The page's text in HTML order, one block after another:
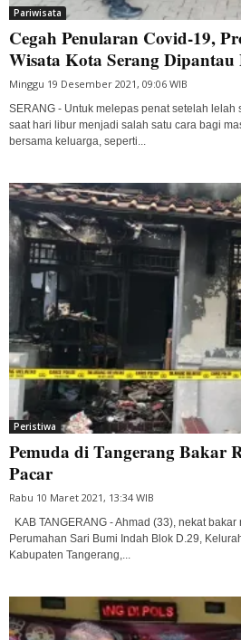
Pariwisata
Cegah Penularan Covid-19,
Wisata Kota Serang Dipantau
Minggu 19 Desember 2021, 09:06 WIB
SERANG - Untuk melepas penat setelah
saat hari libur menjadi salah satu cara bagi
bersama keluarga, seperti...
Peristiwa
Pemuda di Tangerang Bakar
Pacar
Rabu 10 Maret 2021, 13:34 WIB
KAB TANGERANG - Ahmad (33), nekat
Perumahan Sari Bumi Indah Blok D.29,
Kabupaten Tangerang,...